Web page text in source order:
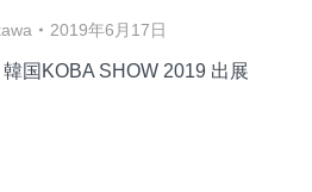
2019年6月17日
国KOBA SHOW 2019 出展